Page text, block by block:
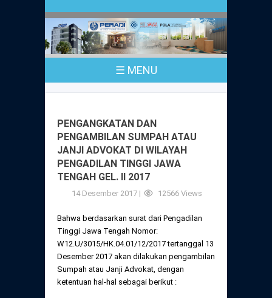
☰ MENU
Sejarah
Pusat Bantuan Hukum
Peraturan
Anggaran Dasar
Anggaran Rumah Tangga
Peraturan Perpindahan Domisili Anggota
Perubahan Peraturan Perpindahan Domisili
PKPA
UPA
Magang
Pengangkatan & Pengambilan Sumpah
Pengumuman
Dewan Kehormatan
Dewan Kehormatan Pusat
Peraturan Pelaksanaan
Daftar Perkara Dewan Kehormatan Pusat
Komisi Pengawas
Komisi Pengawas Pusat
Komisi Pengawas Daerah
Peraturan Pelaksanaan
Certificate of Good Standing (COGS)
PENGANGKATAN DAN
PENGAMBILAN SUMPAH ATAU
JANJI ADVOKAT DI WILAYAH
PENGADILAN TINGGI JAWA
TENGAH GEL. II 2017
14 Desember 2017 | 12566 Views
Bahwa berdasarkan surat dari Pengadilan
Tinggi Jawa Tengah Nomor:
W12.U/3015/HK.04.01/12/2017 tertanggal 13
Desember 2017 akan dilakukan pengambilan
Sumpah atau Janji Advokat, dengan
ketentuan hal-hal sebagai berikut :